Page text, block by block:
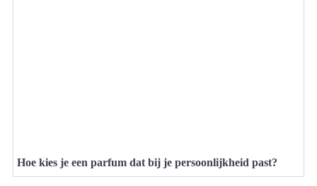
Hoe kies je een parfum dat bij je persoonlijkheid past?